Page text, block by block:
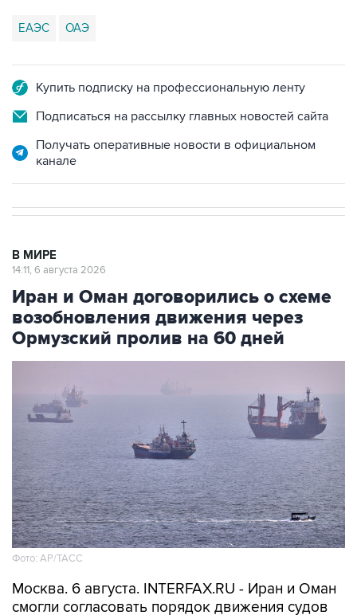
ЕАЭС ОАЭ
Купить подписку на профессиональную ленту
Подписаться на рассылку главных новостей сайта
Получать оперативные новости в официальном
канале
В МИРЕ
14:11, 6 августа 2026
Иран и Оман договорились о схеме
возобновления движения через
Ормузский пролив на 60 дней
Фото: AP/ТАСС
Москва. 6 августа. INTERFAX.RU - Иран и Оман
смогли согласовать порядок движения судов